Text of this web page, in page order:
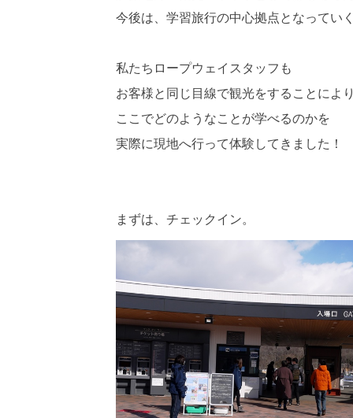
今後は、学習旅行の中心拠点となってい
私たちロープウェイスタッフも
お客様と同じ目線で観光をすることによ
ここでどのようなことが学べるのかを
実際に現地へ行って体験してきました！
まずは、チェックイン。